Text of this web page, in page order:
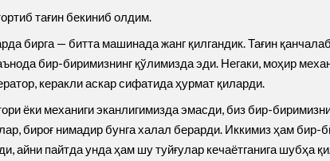
тағин бекиниб олдим.
бирга — битта машинада жанг қилгандик. Тағин
бир-биримизнинг қўлимизда эди. Негаки, моҳир
керакли аскар сифатида ҳурмат қиларди.
ёки механиги эканлигимизда эмасди, биз бир-
бироғ нимадир бунга халал берарди. Иккимиз ҳам
айни пайтда унда ҳам шу туйғулар кечаётганига шубҳа